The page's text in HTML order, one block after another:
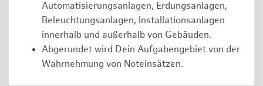
Automatisierungsanlagen, Erdungsanlagen,
Beleuchtungsanlagen, Installationsanlagen
innerhalb und außerhalb von Gebäuden.
Abgerundet wird Dein Aufgabengebiet von der
Wahrnehmung von Noteinsätzen.